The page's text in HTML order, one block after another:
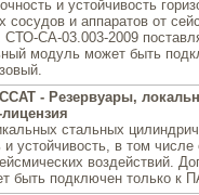
и устойчивость
сосудов и аппаратов от
СТО-СА-03.003-2009
модуль может быть
- Резервуары,
стальных
и устойчивость, в том числе
воздействий.
быть подключен только к